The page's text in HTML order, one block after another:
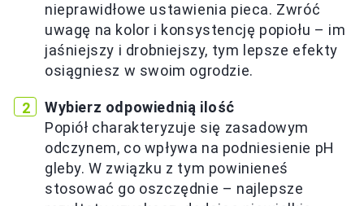
nieprawidłowe ustawienia pieca. Zwróć
uwagę na kolor i konsystencję popiołu – im
jaśniejszy i drobniejszy, tym lepsze efekty
osiągniesz w swoim ogrodzie.
Wybierz odpowiednią ilość
Popiół charakteryzuje się zasadowym
odczynem, co wpływa na podniesienie pH
gleby. W związku z tym powinieneś
stosować go oszczędnie – najlepsze